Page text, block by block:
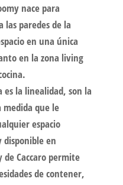
nace para
paredes de la
en una única
en la zona living
es la linealidad, son la
que le
espacio
en
Caccaro permite
de contener,